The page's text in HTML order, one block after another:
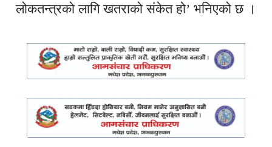
लोकतन्त्रको लागि खतराको संकेत हो’ भनिएको छ ।